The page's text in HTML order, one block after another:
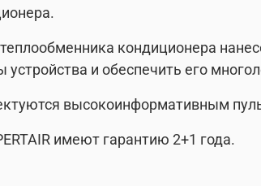
кондиционера
устройства и обеспечить его
высокоинформативным
имеют гарантию 2+1 года.